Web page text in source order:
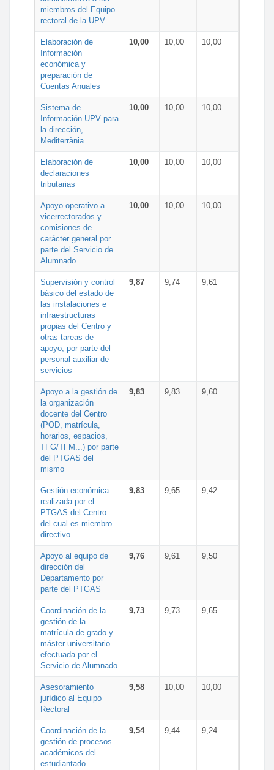
miembros del Equipo
rectoral de la UPV
Elaboración de
Información
económica y
preparación de
Cuentas Anuales
10,00 10,00 10,00
Sistema de
Información UPV para
la dirección,
Mediterrània
10,00 10,00 10,00
Elaboración de
declaraciones
tributarias
10,00 10,00 10,00
Apoyo operativo a
vicerrectorados y
comisiones de
carácter general por
parte del Servicio de
Alumnado
10,00 10,00 10,00
Supervisión y control
básico del estado de
las instalaciones e
infraestructuras
propias del Centro y
otras tareas de
apoyo, por parte del
personal auxiliar de
servicios
9,87 9,74 9,61
Apoyo a la gestión de
la organización
docente del Centro
(POD, matrícula,
horarios, espacios,
TFG/TFM...) por parte
del PTGAS del
mismo
9,83 9,83 9,60
Gestión económica
realizada por el
PTGAS del Centro
del cual es miembro
directivo
9,83 9,65 9,42
Apoyo al equipo de
dirección del
Departamento por
parte del PTGAS
9,76 9,61 9,50
Coordinación de la
gestión de la
matrícula de grado y
máster universitario
efectuada por el
Servicio de Alumnado
9,73 9,73 9,65
Asesoramiento
jurídico al Equipo
Rectoral
9,58 10,00 10,00
Coordinación de la
gestión de procesos
académicos del
estudiantado
9,54 9,44 9,24